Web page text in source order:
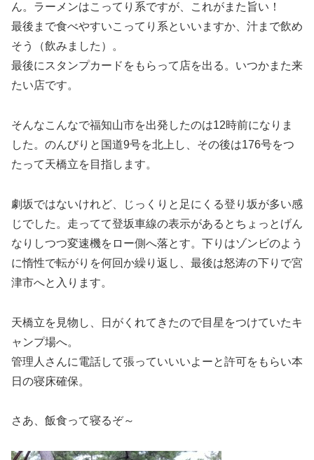
ん。ラーメンはこってり系ですが、これがまた旨い！
最後まで食べやすいこってり系といいますか、汁まで飲め
そう（飲みました）。
最後にスタンプカードをもらって店を出る。いつかまた来
たい店です。
そんなこんなで福知山市を出発したのは12時前になりま
した。のんびりと国道9号を北上し、その後は176号をつ
たって天橋立を目指します。
劇坂ではないけれど、じっくりと足にくる登り坂が多い感
じでした。走ってて登坂車線の表示があるとちょっとげん
なりしつつ変速機をロー側へ落とす。下りはゾンビのよう
に惰性で転がりを何回か繰り返し、最後は怒涛の下りで宮
津市へと入ります。
天橋立を見物し、日がくれてきたので目星をつけていたキ
ャンプ場へ。
管理人さんに電話して張っていいいよーと許可をもらい本
日の寝床確保。
さあ、飯食って寝るぞ～